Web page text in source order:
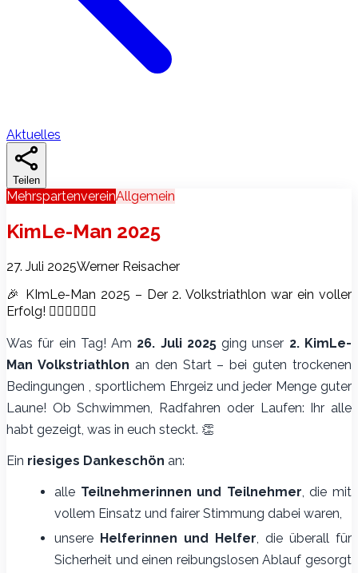
Aktuelles
Teilen
MehrspartenvereinAllgemein
KimLe-Man 2025
27. Juli 2025Werner Reisacher
🎉 KImLe-Man 2025 – Der 2. Volkstriathlon war ein voller
Erfolg! 🏊‍♂️🚴‍♀️🏃‍♂️
Was für ein Tag! Am 26. Juli 2025ging unser 2. KimLe-
Man Volkstriathlon an den Start – bei guten trockenen
Bedingungen , sportlichem Ehrgeiz und jeder Menge guter
Laune! Ob Schwimmen, Radfahren oder Laufen: Ihr alle
habt gezeigt, was in euch steckt. 👏
Ein riesiges Dankeschön an:
alle Teilnehmerinnen und Teilnehmer, die mit
vollem Einsatz und fairer Stimmung dabei waren,
unsere Helferinnen und Helfer, die überall für
Sicherheit und einen reibungslosen Ablauf gesorgt